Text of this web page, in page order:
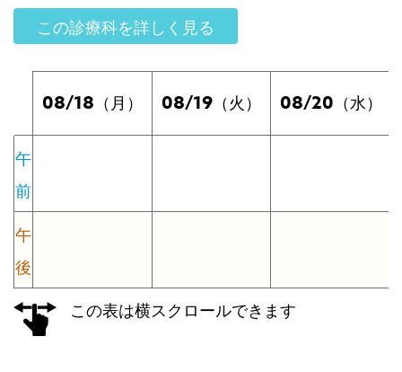
この診療科を詳しく見る
08/18 （月） 08/19 （火） 08/20 （水）
午
前
午
後
この表は横スクロールできます